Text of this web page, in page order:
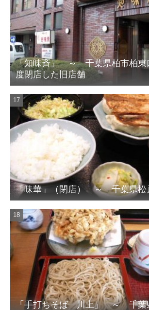
「知味斉」 ～ 千葉県柏市柏
度閉店した旧店舗
「味華」（閉店） ～ 千葉県松
「手打ちそば 川上」 ～ 千葉